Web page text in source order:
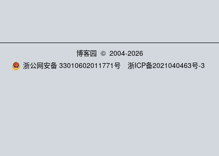
博客园 © 2004-2026
浙公网安备 33010602011771号
浙ICP备2021040463号-3